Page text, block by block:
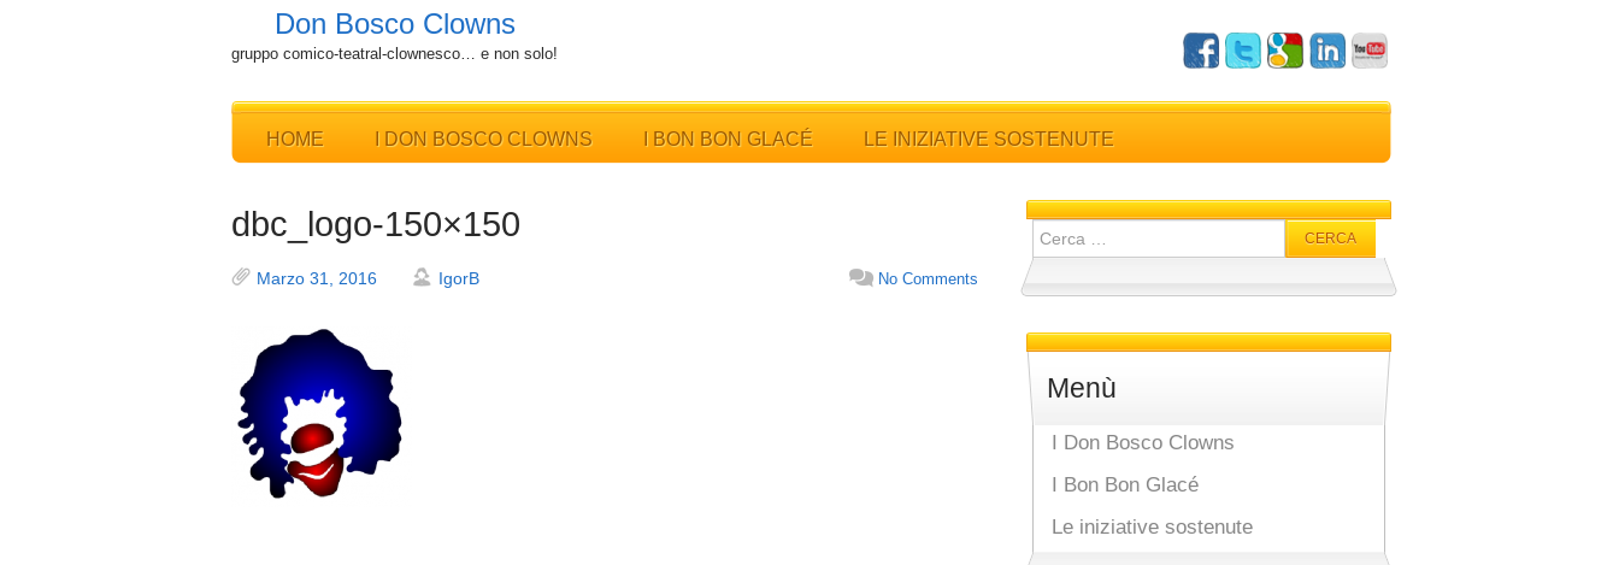
Don Bosco Clowns
gruppo comico-teatral-clownesco… e non solo!
HOME I DON BOSCO CLOWNS I BON BON GLACÉ LE INIZIATIVE SOSTENUTE
dbc_logo-150×150
Marzo 31, 2016 IgorB No Comments
Ricerca
per:
Menù
I Don Bosco Clowns
I Bon Bon Glacé
Le iniziative sostenute